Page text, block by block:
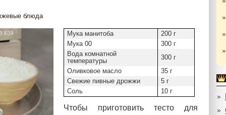
блюда
Мука манитоба
200 г
Мука 00
300 г
Вода комнатной
температуры
300 г
Оливковое масло
35 г
Свежие пивные дрожжи
5 г
Соль
10 г
Чтобы приготовить тесто для